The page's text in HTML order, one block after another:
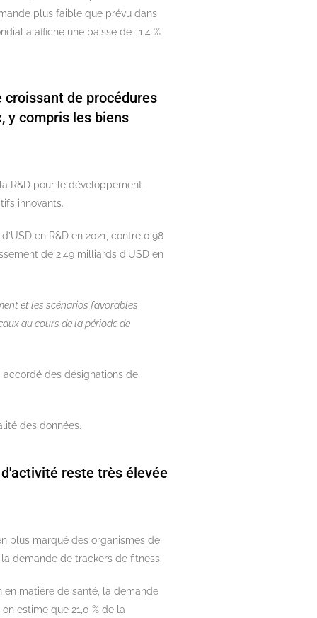
plus faible que prévu dans
a affiché une baisse de -1,4 %
de procédures
y compris les biens
R&D pour le développement
innovants.
en R&D en 2021, contre 0,98
de 2,49 milliards d’USD en
et les scénarios favorables
au cours de la période de
accordé des désignations de
des données.
reste très élevée
plus marqué des organismes de
demande de trackers de fitness.
en matière de santé, la demande
estime que 21,0 % de la